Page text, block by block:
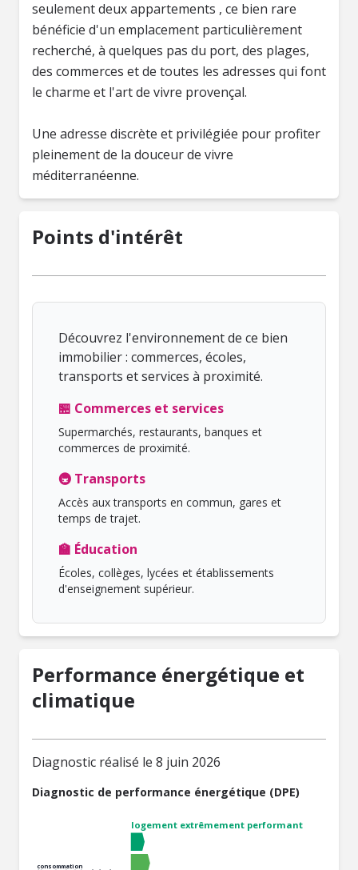
seulement deux appartements , ce bien rare
bénéficie d'un emplacement particulièrement
recherché, à quelques pas du port, des plages,
des commerces et de toutes les adresses qui font
le charme et l'art de vivre provençal.
Une adresse discrète et privilégiée pour profiter
pleinement de la douceur de vivre
méditerranéenne.
Points d'intérêt
Découvrez l'environnement de ce bien
immobilier : commerces, écoles,
transports et services à proximité.
🏪 Commerces et services
Supermarchés, restaurants, banques et
commerces de proximité.
🚇 Transports
Accès aux transports en commun, gares et
temps de trajet.
🏫 Éducation
Écoles, collèges, lycées et établissements
d'enseignement supérieur.
Performance énergétique et
climatique
Diagnostic réalisé le 8 juin 2026
Diagnostic de performance énergétique (DPE)
logement extrêmement performant
consommation